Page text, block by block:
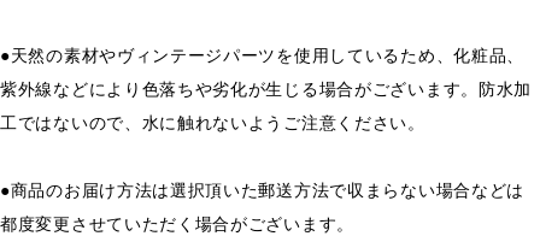
●天然の素材やヴィンテージパーツを使用しているため、化粧品、
紫外線などにより色落ちや劣化が生じる場合がございます。防水加
工ではないので、水に触れないようご注意ください。
●商品のお届け方法は選択頂いた郵送方法で収まらない場合などは
都度変更させていただく場合がございます。